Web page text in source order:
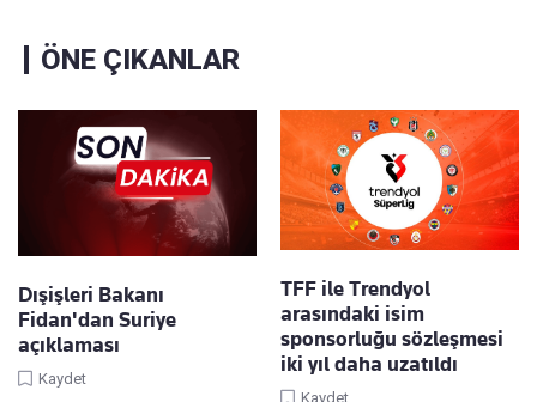
ÖNE ÇIKANLAR
Dışişleri Bakanı
Fidan'dan Suriye
açıklaması
Kaydet
TFF ile Trendyol
arasındaki isim
sponsorluğu sözleşmesi
iki yıl daha uzatıldı
Kaydet